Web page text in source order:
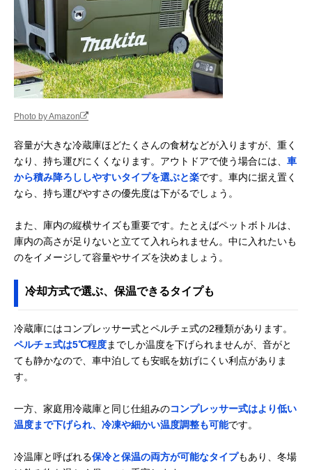
Photo by Amazon
容量が大きな冷蔵庫ほどたくさんの食材などが入りますが、重く
なり、持ち運びにくくなります。アウトドアで使う場合には、 車
から積み降ろししやすいタイプを選ぶと楽です。車内に据え置く
なら、持ち運びやすさの優先度は下がるでしょう。
また、庫内の縦横サイズも重要です。たとえばペットボトルは、
庫内の高さが足りないと立てて入れられません。中に入れたいも
のをイメージして容量やサイズを決めましょう。
冷却方式で選ぶ、保温できるタイプも
冷蔵庫にはコンプレッサー式とペルチェ式の2種類があります。
ペルチェ式は5℃程度までしか温度を下げられませんが、音がと
ても静かなので、車中泊しても安眠を妨げにくい利点がありま
す。
一方、家庭用冷蔵庫と同じ仕組みのコンプレッサー式はより低い
温度まで下げられ、冷凍や細かい温度調整も可能です。
冷温庫と呼ばれる保冷と保温の両方が可能なタイプもあり、冬場